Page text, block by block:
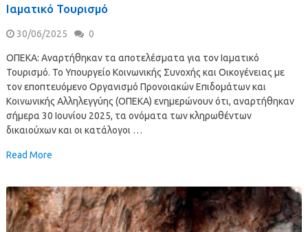
Ιαματικό Τουρισμό
30/06/2025 0
ΟΠΕΚΑ: Αναρτήθηκαν τα αποτελέσματα για τον Ιαματικό
Τουρισμό. Το Υπουργείο Κοινωνικής Συνοχής και Οικογένειας με
τον εποπτευόμενο Οργανισμό Προνοιακών Επιδομάτων και
Κοινωνικής Αλληλεγγύης (ΟΠΕΚΑ) ενημερώνουν ότι, αναρτήθηκαν
σήμερα 30 Ιουνίου 2025, τα ονόματα των κληρωθέντων
δικαιούχων και οι κατάλογοι …
Read More